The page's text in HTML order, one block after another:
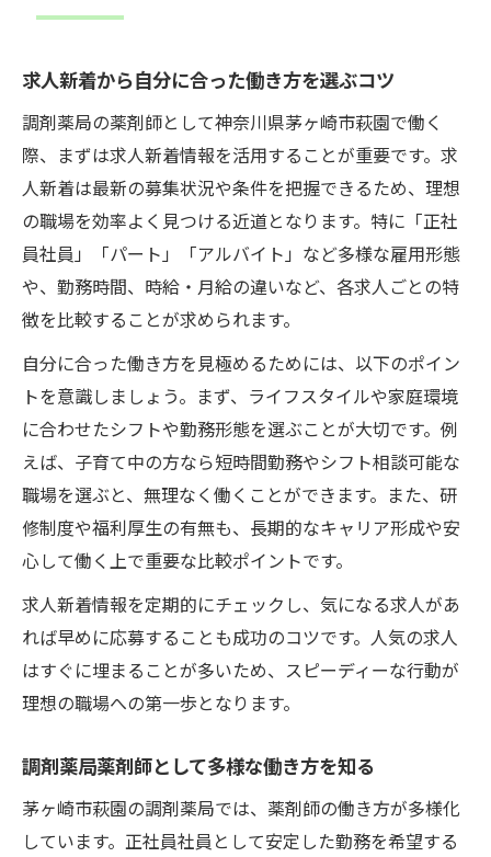
求人新着から自分に合った働き方を選ぶコツ
調剤薬局の薬剤師として神奈川県茅ヶ崎市萩園で働く
際、まずは求人新着情報を活用することが重要です。求
人新着は最新の募集状況や条件を把握できるため、理想
の職場を効率よく見つける近道となります。特に「正社
員社員」「パート」「アルバイト」など多様な雇用形態
や、勤務時間、時給・月給の違いなど、各求人ごとの特
徴を比較することが求められます。
自分に合った働き方を見極めるためには、以下のポイン
トを意識しましょう。まず、ライフスタイルや家庭環境
に合わせたシフトや勤務形態を選ぶことが大切です。例
えば、子育て中の方なら短時間勤務やシフト相談可能な
職場を選ぶと、無理なく働くことができます。また、研
修制度や福利厚生の有無も、長期的なキャリア形成や安
心して働く上で重要な比較ポイントです。
求人新着情報を定期的にチェックし、気になる求人があ
れば早めに応募することも成功のコツです。人気の求人
はすぐに埋まることが多いため、スピーディーな行動が
理想の職場への第一歩となります。
調剤薬局薬剤師として多様な働き方を知る
茅ヶ崎市萩園の調剤薬局では、薬剤師の働き方が多様化
しています。正社員社員として安定した勤務を希望する